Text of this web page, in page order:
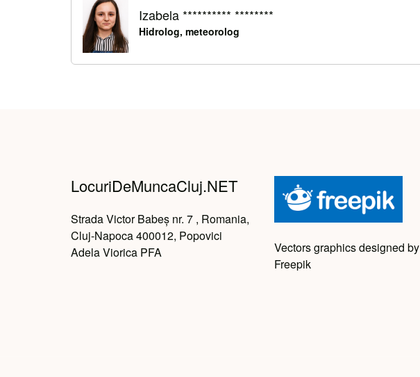
Izabela ********** ********
Hidrolog, meteorolog
LocuriDeMuncaCluj.NET
Strada Victor Babeș nr. 7 , Romania,
Cluj-Napoca 400012, Popovici
Adela Viorica PFA
Vectors graphics designed by
Freepik